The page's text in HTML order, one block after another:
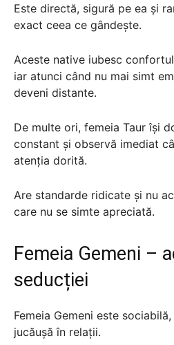
Este directă, sigură pe ea și
exact ceea ce gândește.
Aceste native iubesc
iar atunci când nu mai simt
deveni distante.
De multe ori, femeia Taur își
constant și observă imediat
atenția dorită.
Are standarde ridicate și nu
care nu se simte apreciată.
Femeia Gemeni –
seducției
Femeia Gemeni este
jucăușă în relații.